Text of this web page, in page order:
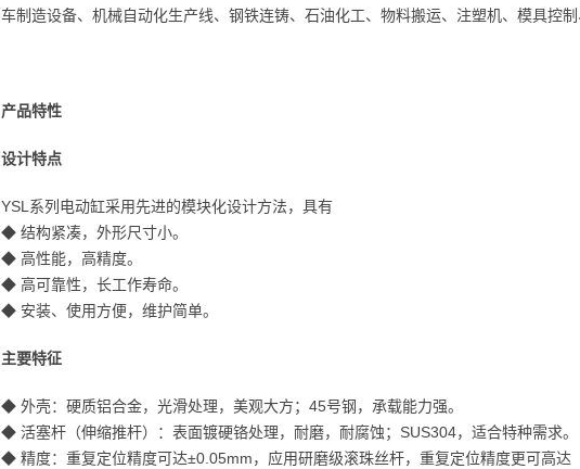
车制造设备、机械自动化生产线、钢铁连铸、石油化工、物料搬运、注塑机、模具控
产品特性
设计特点
YSL系列电动缸采用先进的模块化设计方法，具有
◆ 结构紧凑，外形尺寸小。
◆ 高性能，高精度。
◆ 高可靠性，长工作寿命。
◆ 安装、使用方便，维护简单。
主要特征
◆ 外壳：硬质铝合金，光滑处理，美观大方；45号钢，承载能力强。
◆ 活塞杆（伸缩推杆）：表面镀硬铬处理，耐磨，耐腐蚀；SUS304，适合特种需求。
◆ 精度：重复定位精度可达±0.05mm，应用研磨级滚珠丝杆，重复定位精度更可高达